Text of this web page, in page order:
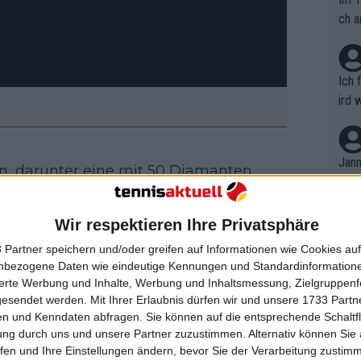
Wir respektieren Ihre Privatsphäre
Partner speichern und/oder greifen auf Informationen wie Cookies
Daten wie eindeutige Kennungen und
Werbung und Inhalte, Werbung und Inhaltsmessung,
werden. Mit Ihrer Erlaubnis dürfen wir und unsere 1733
und Kenndaten abfragen. Sie können auf die entsprechende
durch uns und unsere Partner zuzustimmen. Alternativ können Sie
und Ihre Einstellungen ändern, bevor Sie der Verarbeitung
darunter eine mit 50 Diamanten
Pave 42mm, mit der er den Laureus
2024: Spielplan, alle
und TV Guide
ch
Ich
ird
r in
em
t,
B.
on
n
nt.